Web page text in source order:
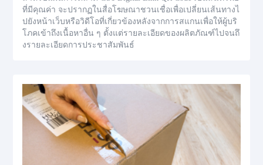
ที่มีคุณค่า จะปรากฏในสื่อโฆษณาชวนเชื่อเพื่อเปลี่ยนเส้นทางไ
ปยังหน้าเว็บหรือวิดีโอที่เกี่ยวข้องหลังจากการสแกนเพื่อให้ผู้บริ
โภคเข้าถึงเนื้อหาอื่น ๆ ตั้งแต่รายละเอียดของผลิตภัณฑ์ไปจนถึ
งรายละเอียดการประชาสัมพันธ์